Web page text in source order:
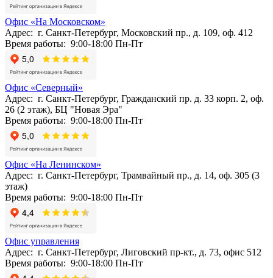
Офис «На Московском»
Адрес: г. Санкт-Петербург, Московский пр., д. 109, оф. 412
Время работы: 9:00-18:00 Пн-Пт
Офис «Северный»
Адрес: г. Санкт-Петербург, Гражданский пр. д. 33 корп. 2, оф.
26 (2 этаж), БЦ "Новая Эра"
Время работы: 9:00-18:00 Пн-Пт
Офис «На Ленинском»
Адрес: г. Санкт-Петербург, Трамвайный пр., д. 14, оф. 305 (3
этаж)
Время работы: 9:00-18:00 Пн-Пт
Офис управления
Адрес: г. Санкт-Петербург, Лиговский пр-кт., д. 73, офис 512
Время работы: 9:00-18:00 Пн-Пт